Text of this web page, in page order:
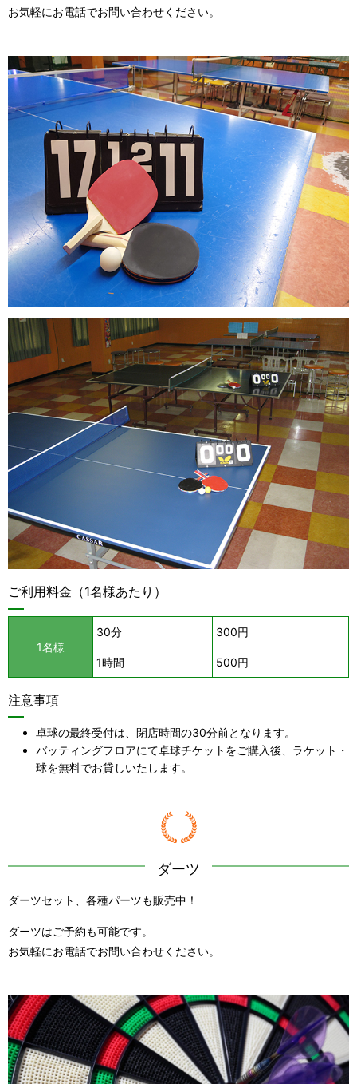
お気軽にお電話でお問い合わせください。
ご利用料金（1名様あたり）
1名様
30分 300円
1時間 500円
注意事項
卓球の最終受付は、閉店時間の30分前となります。
バッティングフロアにて卓球チケットをご購入後、ラケット・
球を無料でお貸しいたします。
ダーツ
ダーツセット、各種パーツも販売中！
ダーツはご予約も可能です。
お気軽にお電話でお問い合わせください。